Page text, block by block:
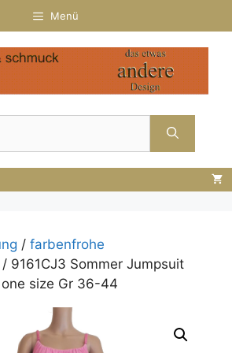
Menü
/ farbenfrohe
/ 9161CJ3 Sommer Jumpsuit
size Gr 36-44